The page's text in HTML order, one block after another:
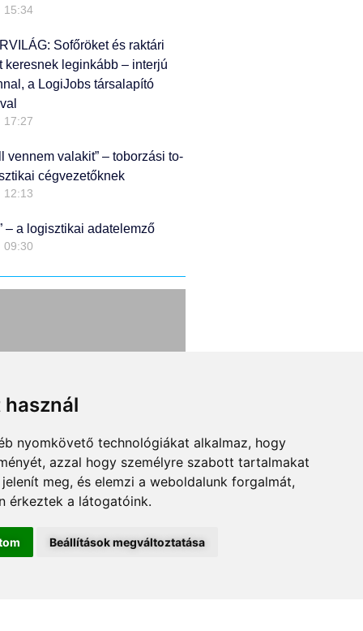
nyomkövető technológiákat alkalmaz, hogy
azzal hogy személyre szabott tartalmakat
meg, és elemzi a weboldalunk forgalmát,
érkeztek a látogatóink.
Beállítások megváltoztatása
15:34
Sofőröket és raktári
keresnek leginkább – interjú
a LogiJobs társalapító
17:27
vennem valakit” – toborzási to-
cégvezetőknek
12:13
– a logisztikai adatelemző
09:30
zászlajára
cégekből ma
lehet rekeszteni.
sokan viszont
eltűnnek a piacról. A
Ha valakinek van egy
vagy motorja, már jó
egész könnyen